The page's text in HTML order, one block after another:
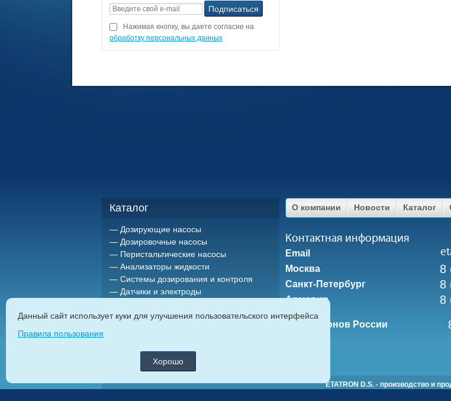
Нажимая кнопку, вы даете согласие на
обработку персональных данных
Каталог
Дозирующие насосы
Дозировочные насосы
Перистальтические насосы
Анализаторы жидкости
Системы дозирования и контроля
Датчики и электроды
Миксеры (мешалки)
химреагентов
О компании Новости Каталог
Контактная информация
Email
Москва 8
Санкт-Петербург 8
Армавир 8
Для регионов России
ETATRON D.S. - производство и
Данный сайт использует куки для улучшения пользовательского интерфейса
Правила пользования
Хорошо